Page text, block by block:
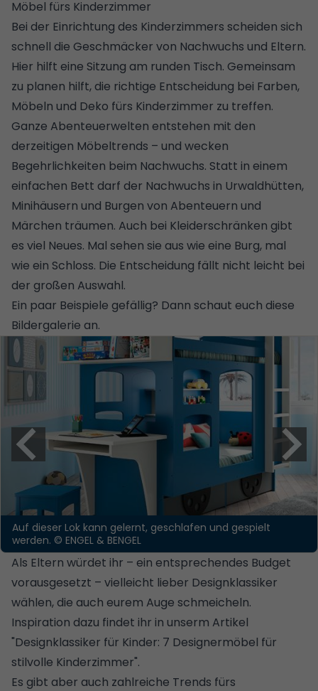
Möbel fürs Kinderzimmer
Bei der Einrichtung des Kinderzimmers scheiden sich
schnell die Geschmäcker von Nachwuchs und Eltern.
Hier hilft eine Sitzung am runden Tisch. Gemeinsam
zu planen hilft, die richtige Entscheidung bei Farben,
Möbeln und Deko fürs Kinderzimmer zu treffen.
Ganze Abenteuerwelten entstehen mit den
derzeitigen Möbeltrends – und wecken
Begehrlichkeiten beim Nachwuchs. Statt in einem
einfachen Bett darf der Nachwuchs in Urwaldhütten,
Minihäusern und Burgen von Abenteuern und
Märchen träumen. Auch bei Kleiderschränken gibt
es viel Neues. Mal sehen sie aus wie eine Burg, mal
wie ein Schloss. Die Entscheidung fällt nicht leicht bei
der großen Auswahl.
Ein paar Beispiele gefällig? Dann schaut euch diese
Bildergalerie an.
Auf dieser Lok kann gelernt, geschlafen und gespielt
werden. © ENGEL & BENGEL
Als Eltern würdet ihr – ein entsprechendes Budget
vorausgesetzt – vielleicht lieber Designklassiker
wählen, die auch eurem Auge schmeicheln.
Inspiration dazu findet ihr in unserm Artikel
"Designklassiker für Kinder: 7 Designermöbel für
stilvolle Kinderzimmer".
Es gibt aber auch zahlreiche Trends fürs